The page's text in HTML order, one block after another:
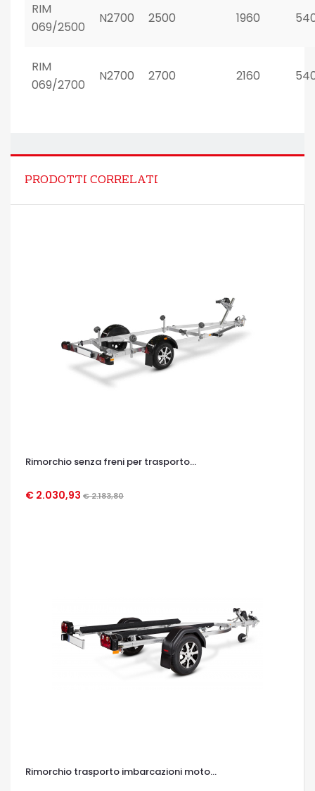
RIM
069/2500
N2700 2500 1960
RIM
069/2700
N2700 2700 2160
PRODOTTI CORRELATI
Rimorchio senza freni per trasporto...
€ 2.030,93 € 2.183,80
OCCHIATA VELOCE
Rimorchio trasporto imbarcazioni moto...